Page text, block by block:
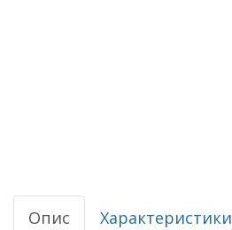
Опис Характеристики